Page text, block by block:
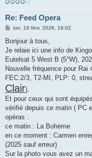
Re: Feed Opera
M
s
a
g
lun. 16 févr. 2026, 16:02
Bonjour à tous,
Je relaie ici une info de
Eutelsat 5 West B (5°W),
Nouvelle fréquence pour
FEC:2/3, T2-MI, PLP: 0,
Clair).
Et pour ceux qui sont
vérifié depuis ce matin ( PC
opéras :
ce matin : La Bohème
en ce moment : Carmen
(2025 sauf erreur)
Sur la photo vous avez un